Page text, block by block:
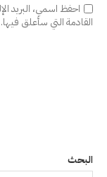
احفظ اسمي، البريد
القادمة التي سأعلق فيها.
البحث